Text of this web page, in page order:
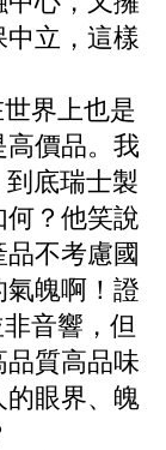
立，這樣
界上也是
價品。我
到底瑞士製
？他笑說
不考慮國
氣魄啊！證
音響，但
品質高品味
的眼界、魄